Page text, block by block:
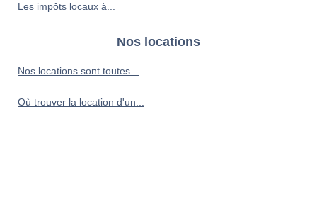
Les impôts locaux à...
Nos locations
Nos locations sont toutes...
Où trouver la location d'un...